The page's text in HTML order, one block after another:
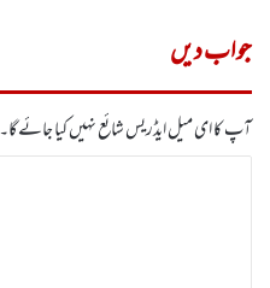
جواب دیں
آپ کا ای میل ایڈریس شائع نہیں کیا جائے گا۔